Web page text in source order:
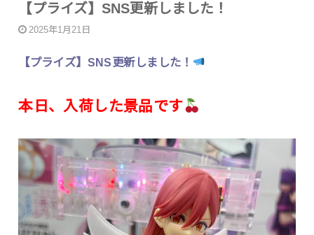
【プライズ】SNS更新しました！
2025年1月21日
【プライズ】SNS更新しました！
本日、入荷した景品です